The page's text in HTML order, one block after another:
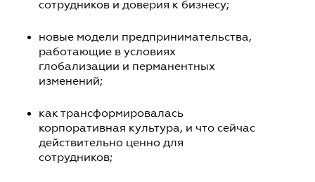
сотрудников и доверия к бизнесу;
новые модели предпринимательства,
работающие в условиях
глобализации и перманентных
изменений;
как трансформировалась
корпоративная культура, и что сейчас
действительно ценно для
сотрудников;